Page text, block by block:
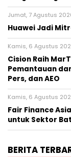
Jumat, 7 Agustus
Huawei Jadi
Kamis, 6 Agustus
Cision Raih
Pemantauan
Pers, dan AEO
Kamis, 6 Agustus
Fair Finance
untuk Sektor
BERITA